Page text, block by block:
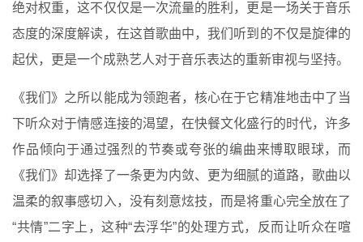
绝对权重，这不仅仅是一次流量的胜利，更是一场关于音乐
态度的深度解读，在这首歌曲中，我们听到的不仅是旋律的
起伏，更是一个成熟艺人对于音乐表达的重新审视与坚持。
《我们》之所以能成为领跑者，核心在于它精准地击中了当
下听众对于情感连接的渴望，在快餐文化盛行的时代，许多
作品倾向于通过强烈的节奏或夸张的编曲来博取眼球，而
《我们》却选择了一条更为内敛、更为细腻的道路，歌曲以
温柔的叙事感切入，没有刻意炫技，而是将重心完全放在了
“共情”二字上，这种“去浮华”的处理方式，反而让听众在喧